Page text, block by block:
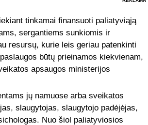
tinkamai finansuoti paliatyviąją
sergantiems sunkiomis ir
resursų, kurie leis geriau patenkinti
būtų prieinamos kiekvienam,
apsaugos ministerijos
jų namuose arba sveikatos
slaugytojas, slaugytojo padėjėjas,
Nuo šiol paliatyviosios